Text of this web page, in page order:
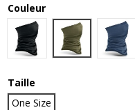
Couleur
Black
Military Green
Taille
One Size